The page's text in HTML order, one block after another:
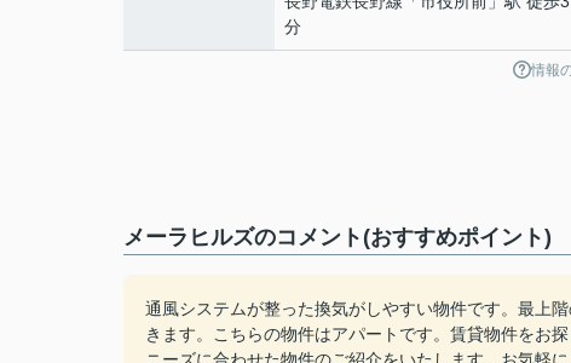
分
情報
メーラヒルズのコメント(おすすめポイント)
通風システムが整った換気がしやすい物件です。最上
きます。こちらの物件はアパートです。賃貸物件をお